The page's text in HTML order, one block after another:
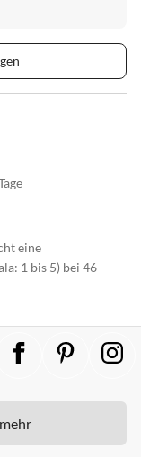
eine
1 bis 5) bei 46